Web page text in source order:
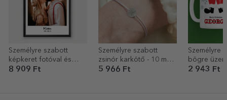
Személyre szabott
képkeret fotóval és
szöveggel
8 909 Ft
Személyre szabott
zsinór karkötő - 10 mm-
es gyöngy - 925-ös
5 966 Ft
Személyre
bögre
Mikulás
2 943 Ft